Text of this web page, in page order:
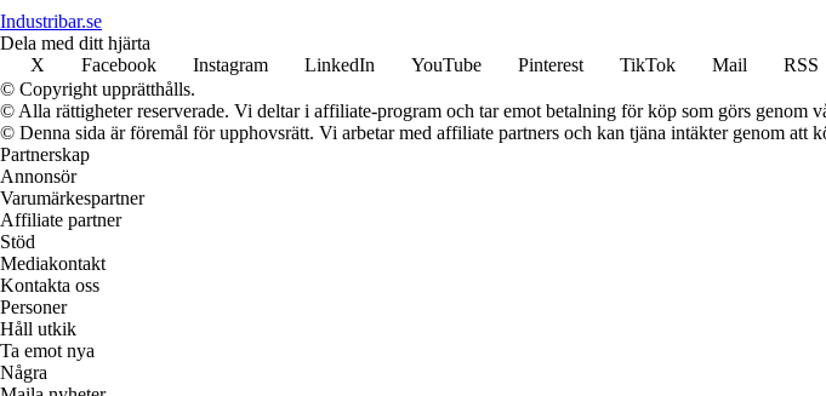
Industribar.se
Dela med ditt hjärta
X
Facebook Instagram LinkedIn YouTube Pinterest TikTok Mail
RSS
© Copyright upprätthålls.
© Alla rättigheter reserverade. Vi deltar i affiliate-program och tar emot betalning för köp som görs genom
© Denna sida är föremål för upphovsrätt. Vi arbetar med affiliate partners och kan tjäna intäkter genom att
Partnerskap
Annonsör
Varumärkespartner
Affiliate partner
Stöd
Mediakontakt
Kontakta oss
Personer
Håll utkik
Ta emot nya
Några